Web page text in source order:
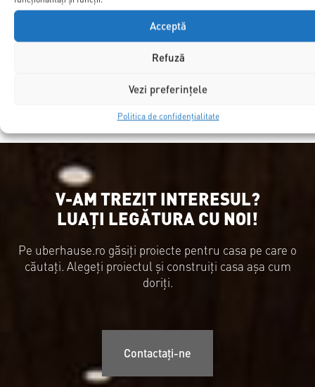
Acceptă
Refuză
Vezi preferințele
Politica de confidențialitate
personal
Solicită informații »
V-AM TREZIT INTERESUL?
LUAȚI LEGĂTURA CU NOI!
Pe uberhause.ro găsiți proiecte pentru casa pe care o
căutați. Alegeți proiectul și construiți casa așa cum
doriți.
Contactați-ne